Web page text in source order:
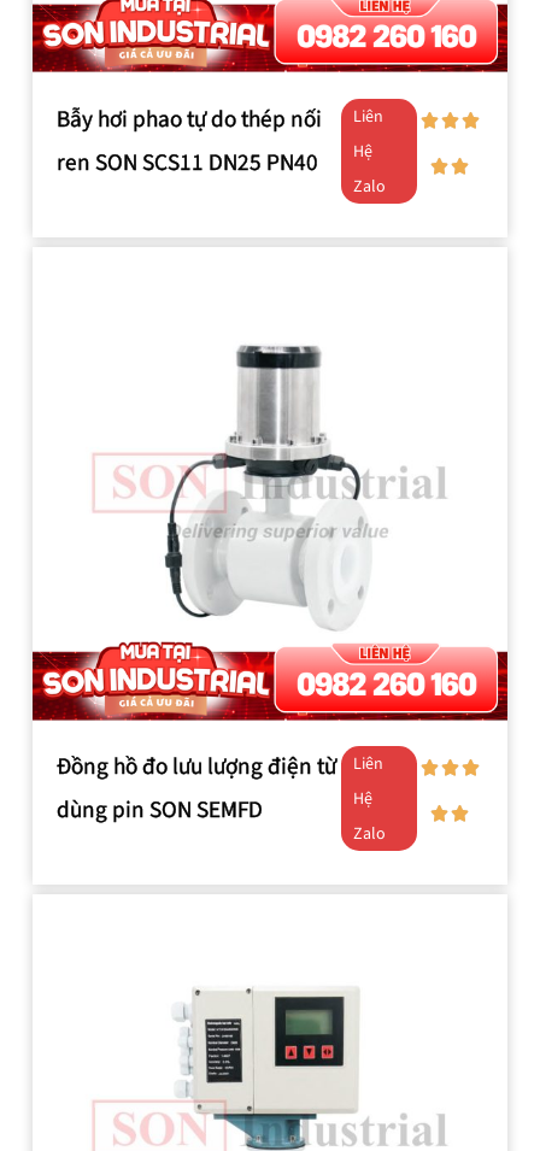
Bẫy hơi phao tự do thép nối
ren SON SCS11 DN25 PN40
Liên
Hệ
Zalo
Đồng hồ đo lưu lượng điện từ
dùng pin SON SEMFD
Liên
Hệ
Zalo